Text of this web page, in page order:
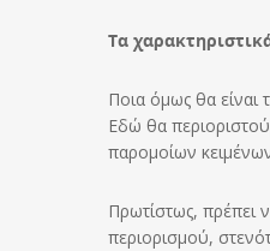
Τα
Ποια όμως θα είναι
Εδώ θα
παρομοίων
Πρωτίστως, πρέπει
περιορισμού,